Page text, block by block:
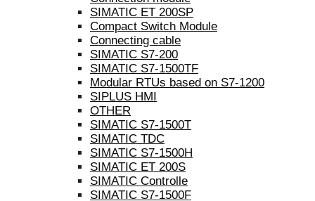
SIMATIC ET 200SP
Compact Switch Module
Connecting cable
SIMATIC S7-200
SIMATIC S7-1500TF
Modular RTUs based on S7-1200
SIPLUS HMI
OTHER
SIMATIC S7-1500T
SIMATIC TDC
SIMATIC S7-1500H
SIMATIC ET 200S
SIMATIC Controlle
SIMATIC S7-1500F